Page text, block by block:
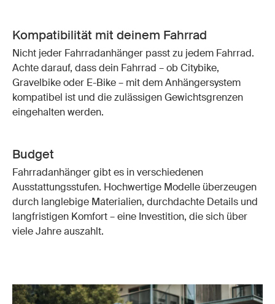
Kompatibilität mit deinem Fahrrad
Nicht jeder Fahrradanhänger passt zu jedem Fahrrad.
Achte darauf, dass dein Fahrrad – ob Citybike,
Gravelbike oder E-Bike – mit dem Anhängersystem
kompatibel ist und die zulässigen Gewichtsgrenzen
eingehalten werden.
Budget
Fahrradanhänger gibt es in verschiedenen
Ausstattungsstufen. Hochwertige Modelle überzeugen
durch langlebige Materialien, durchdachte Details und
langfristigen Komfort – eine Investition, die sich über
viele Jahre auszahlt.